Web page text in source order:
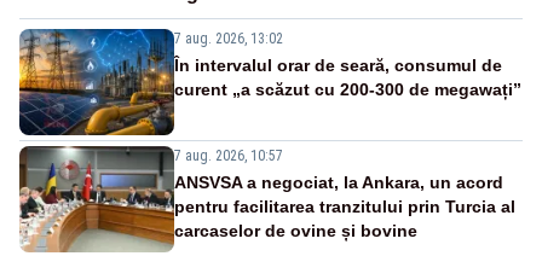
7 aug. 2026, 13:02
În intervalul orar de seară, consumul de
curent „a scăzut cu 200-300 de megawați”
7 aug. 2026, 10:57
ANSVSA a negociat, la Ankara, un acord
pentru facilitarea tranzitului prin Turcia al
carcaselor de ovine și bovine